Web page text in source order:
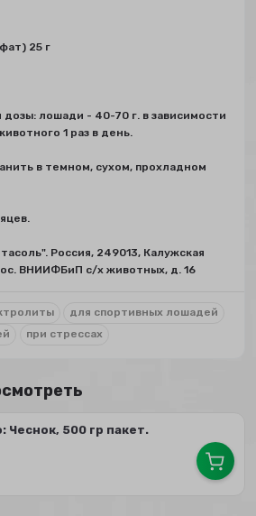
25 г
лошади - 40-70 г. в зависимости
1 раз в день.
в темном, сухом, прохладном
Россия, 249013, Калужская
ВНИИФБиП с/х животных, д. 16
для спортивных лошадей
при стрессах
Чеснок, 500 гр пакет.